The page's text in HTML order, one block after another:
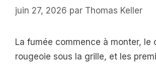
juin 27, 2026 par Thomas Keller
La fumée commence à monter, le
rougeoie sous la grille, et les